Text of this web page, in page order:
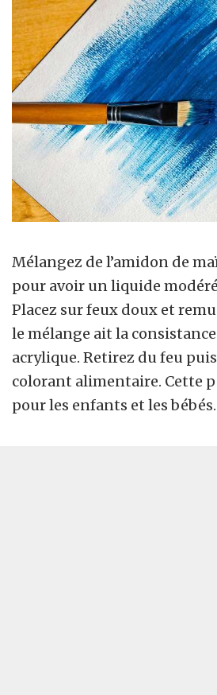
Mélangez de l’amidon de
pour avoir un liquide
Placez sur feux doux et
le mélange ait la
acrylique. Retirez du feu
colorant alimentaire. Cette
pour les enfants et les bébés.